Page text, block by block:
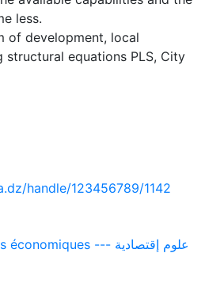
less.
of development, local
structural equations PLS, City
handle/123456789/1142
- [ VRPG-Doc] Sciences économiques --- علوم إقتصادية